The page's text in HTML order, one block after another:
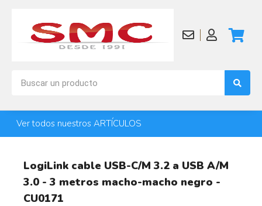
Ver todos nuestros ARTÍCULOS
LogiLink cable USB-C/M 3.2 a USB A/M
3.0 - 3 metros macho-macho negro -
CU0171